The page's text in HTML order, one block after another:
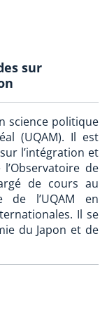
sur
science politique
(UQAM). Il est
l’intégration et
de
de cours au
de l’UQAM en
Il se
du Japon et de